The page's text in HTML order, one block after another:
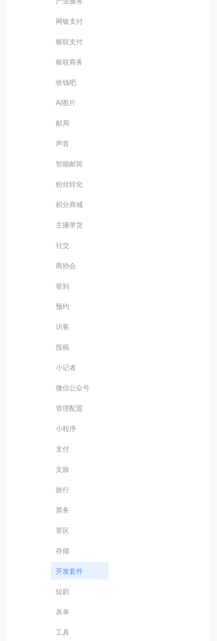
网银支付
银联支付
银联商务
收钱吧
AI图片
邮局
声音
智能邮筒
粉丝转化
积分商城
主播带货
社交
商协会
签到
预约
访客
投稿
小记者
微信公众号
管理配置
小程序
支付
文旅
旅行
票务
景区
存储
开发套件
短剧
表单
工具